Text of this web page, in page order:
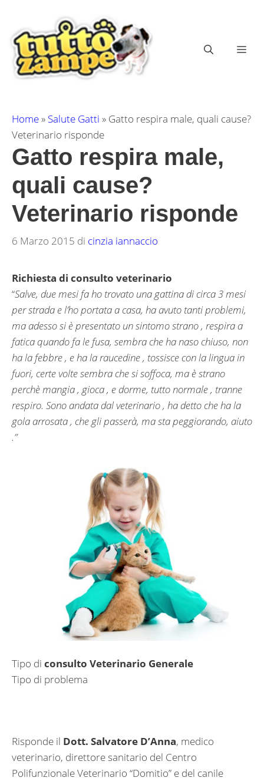
contenuto
Home» Salute Gatti » Gatto respira male, quali cause?
Veterinario risponde
Gatto respira male,
quali cause?
Veterinario risponde
6 Marzo 2015 di cinzia iannaccio
Richiesta di consulto veterinario
“Salve, due mesi fa ho trovato una gattina di circa 3 mesi
per strada e l’ho portata a casa, ha avuto tanti problemi,
ma adesso si è presentato un sintomo strano , respira a
fatica quando fa le fusa, sembra che ha naso chiuso, non
ha la febbre , e ha la raucedine , tossisce con la lingua in
fuori, certe volte sembra che si soffoca, ma è strano
perchè mangia , gioca , e dorme, tutto normale , tranne
respiro. Sono andata dal veterinario , ha detto che ha la
gola arrosata , che gli passerà, ma sta peggiorando, aiuto
.”
Tipo di consulto Veterinario Generale
Tipo di problema
Risponde il Dott. Salvatore D’Anna, medico
veterinario, direttore sanitario del Centro
Polifunzionale Veterinario “Domitio” e del canile